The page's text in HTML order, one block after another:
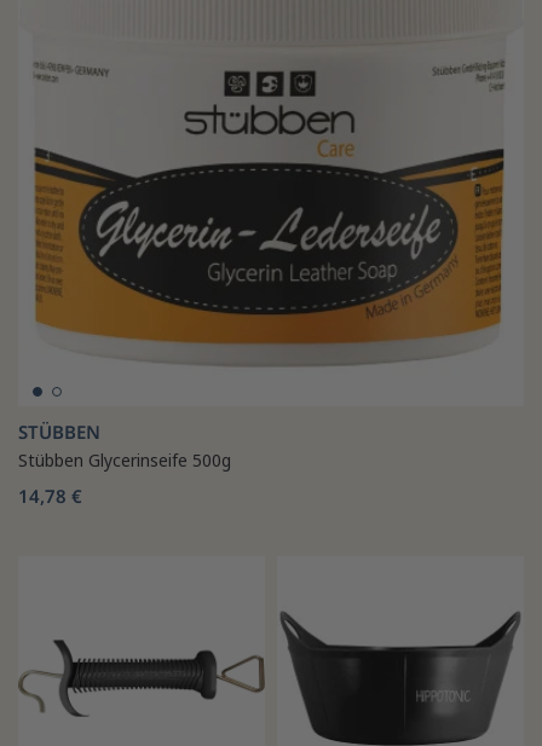
STÜBBEN
Stübben Glycerinseife 500g
14,78 €